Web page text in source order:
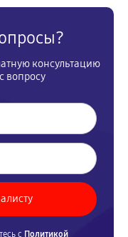
консультацию
вопросу
с Политикой